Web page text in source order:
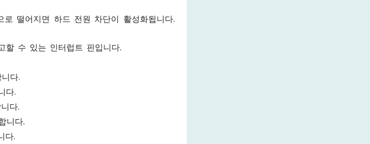
떨어지면 하드 전원 차단이 활성화됩니다.
할 수 있는 인터럽트 핀입니다.
다.
다.
다.
니다.
다.